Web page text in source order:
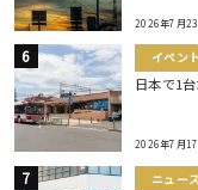
2026年7月23
イベント
日本で1
2026年7月17
ニュース